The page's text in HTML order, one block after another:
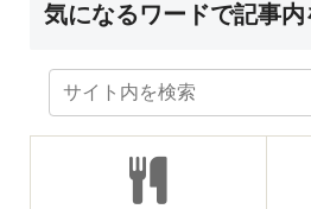
気になるワードで記事内